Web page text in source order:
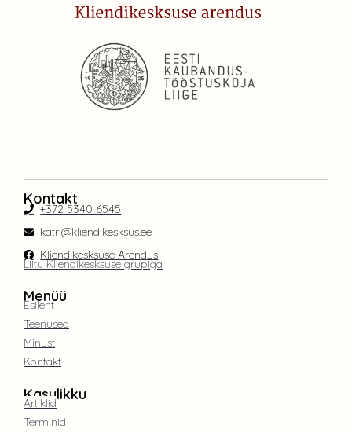
Kontakt
+372 5340 6545
katri@kliendikesksus.ee
Kliendikesksuse Arendus
Liitu Kliendikesksuse grupiga
Menüü
Esileht
Teenused
Minust
Kontakt
Kasulikku
Artiklid
Terminid